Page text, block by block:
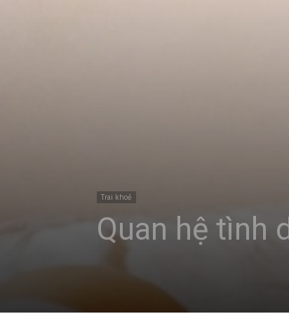
Trai khoẻ
Quan hệ tình